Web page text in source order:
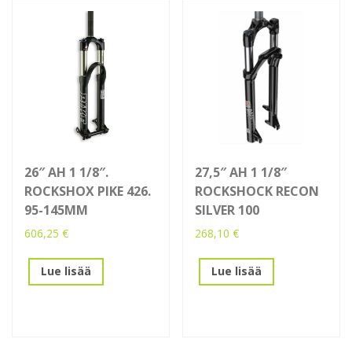
26″ AH 1 1/8″.
ROCKSHOX PIKE 426.
95-145MM
606,25 €
Lue lisää
27,5″ AH 1 1/8″
ROCKSHOCK RECON
SILVER 100
268,10€
Lue lisää